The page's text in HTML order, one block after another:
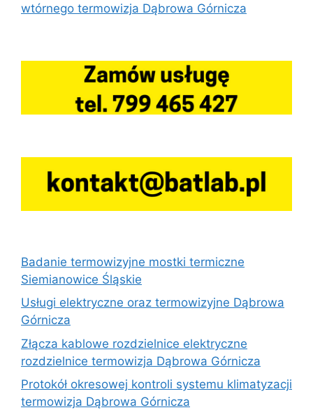
wtórnego termowizja Dąbrowa Górnicza
Badanie termowizyjne mostki termiczne
Siemianowice Śląskie
Usługi elektryczne oraz termowizyjne Dąbrowa
Górnicza
Złącza kablowe rozdzielnice elektryczne
rozdzielnice termowizja Dąbrowa Górnicza
Protokół okresowej kontroli systemu klimatyzacji
termowizja Dąbrowa Górnicza